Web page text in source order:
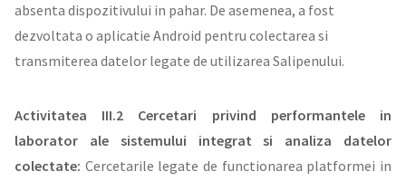
absenta dispozitivului in pahar. De asemenea, a fost
dezvoltata o aplicatie Android pentru colectarea si
transmiterea datelor legate de utilizarea Salipenului.
Activitatea III.2 Cercetari privind performantele in
laborator ale sistemului integrat si analiza datelor
colectate: Cercetarile legate de functionarea platformei in